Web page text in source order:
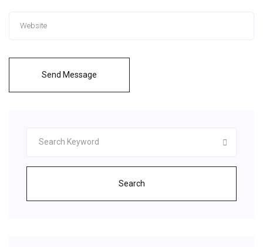
Send Message
Search